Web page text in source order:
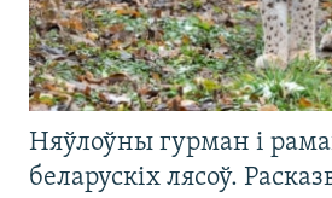
Няўлоўны гурман і
беларускіх лясоў.